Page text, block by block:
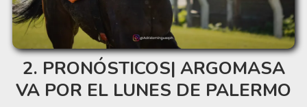
PRONÓSTICOS| ARGOMASA
VA POR EL LUNES DE PALERMO